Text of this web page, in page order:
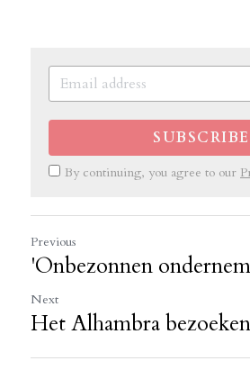
SUBSCRIBE
By continuing, you agree to our
Previous
'Onbezonnen
Next
Het Alhambra